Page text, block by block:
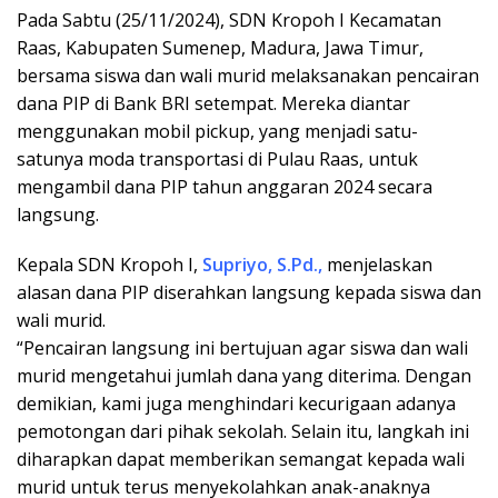
Pada Sabtu (25/11/2024), SDN Kropoh I Kecamatan
Raas, Kabupaten Sumenep, Madura, Jawa Timur,
bersama siswa dan wali murid melaksanakan pencairan
dana PIP di Bank BRI setempat. Mereka diantar
menggunakan mobil pickup, yang menjadi satu-
satunya moda transportasi di Pulau Raas, untuk
mengambil dana PIP tahun anggaran 2024 secara
langsung.
Kepala SDN Kropoh I, Supriyo, S.Pd., menjelaskan
alasan dana PIP diserahkan langsung kepada siswa dan
wali murid.
“Pencairan langsung ini bertujuan agar siswa dan wali
murid mengetahui jumlah dana yang diterima. Dengan
demikian, kami juga menghindari kecurigaan adanya
pemotongan dari pihak sekolah. Selain itu, langkah ini
diharapkan dapat memberikan semangat kepada wali
murid untuk terus menyekolahkan anak-anaknya